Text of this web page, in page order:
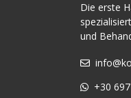
Die erste
und
+30